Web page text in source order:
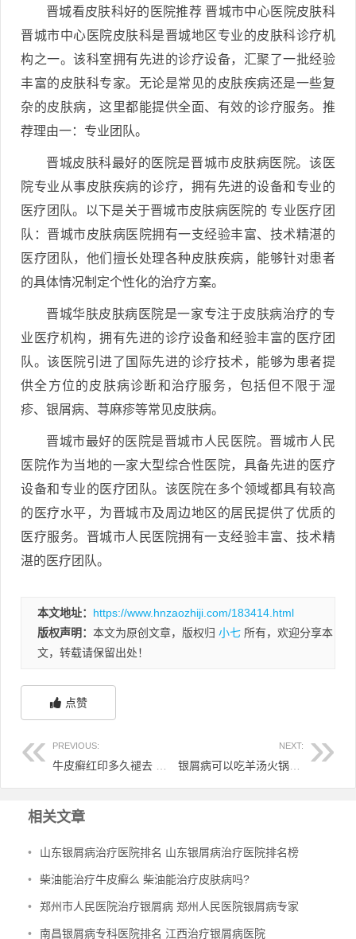
晋城看皮肤科好的医院推荐 晋城市中心医院皮肤科
晋城市中心医院皮肤科是晋城地区专业的皮肤科诊疗机
构之一。该科室拥有先进的诊疗设备，汇聚了一批经验
丰富的皮肤科专家。无论是常见的皮肤疾病还是一些复
杂的皮肤病，这里都能提供全面、有效的诊疗服务。推
荐理由一：专业团队。
晋城皮肤科最好的医院是晋城市皮肤病医院。该医
院专业从事皮肤疾病的诊疗，拥有先进的设备和专业的
医疗团队。以下是关于晋城市皮肤病医院的 专业医疗团
队：晋城市皮肤病医院拥有一支经验丰富、技术精湛的
医疗团队，他们擅长处理各种皮肤疾病，能够针对患者
的具体情况制定个性化的治疗方案。
晋城华肤皮肤病医院是一家专注于皮肤病治疗的专
业医疗机构，拥有先进的诊疗设备和经验丰富的医疗团
队。该医院引进了国际先进的诊疗技术，能够为患者提
供全方位的皮肤病诊断和治疗服务，包括但不限于湿
疹、银屑病、荨麻疹等常见皮肤病。
晋城市最好的医院是晋城市人民医院。晋城市人民
医院作为当地的一家大型综合性医院，具备先进的医疗
设备和专业的医疗团队。该医院在多个领域都具有较高
的医疗水平，为晋城市及周边地区的居民提供了优质的
医疗服务。晋城市人民医院拥有一支经验丰富、技术精
湛的医疗团队。
本文地址： https://www.hnzaozhiji.com/183414.html
版权声明： 本文为原创文章，版权归 小七 所有，欢迎分享本
文，转载请保留出处！
点赞
PREVIOUS: NEXT:
银屑病可以吃羊汤火锅吗 银屑病可不可以吃羊肉
相关文章
• 山东银屑病治疗医院排名 山东银屑病治疗医院排名榜
• 柴油能治疗牛皮癣么 柴油能治疗皮肤病吗?
• 郑州市人民医院治疗银屑病 郑州人民医院银屑病专家
• 南昌银屑病专科医院排名 江西治疗银屑病医院